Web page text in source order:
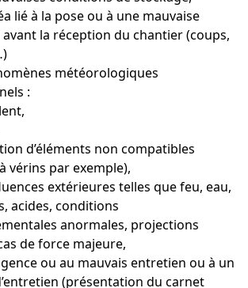
lié à la pose ou à une mauvaise
la réception du chantier (coups,
météorologiques
:
d’éléments non compatibles
vérins par exemple),
extérieures telles que feu, eau,
acides, conditions
anormales, projections
de force majeure,
ou au mauvais entretien ou à un
(présentation du carnet